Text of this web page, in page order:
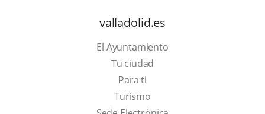
valladolid.es
El Ayuntamiento
Tu ciudad
Para ti
TurismoThis